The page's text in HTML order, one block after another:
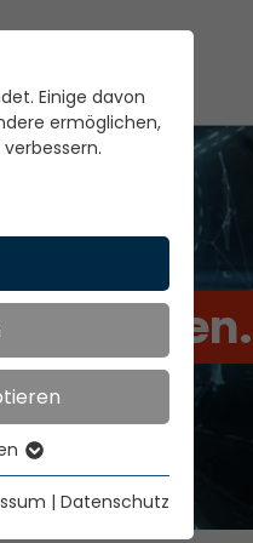
Einige davon
ermöglichen,
Funktionen der
die
| Datenschutz